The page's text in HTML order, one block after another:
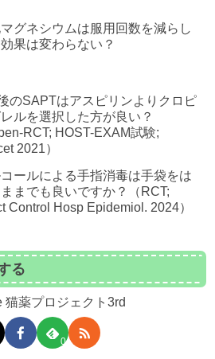
グネシウムは服用回数を減らし
果は変わらない？
のSAPTはアスピリンよりクロピ
レルを選択した方が良い？
RCT; HOST-EXAM試験;
2021）
ールによる手指消毒は手袋をは
までも良いですか？（RCT;
Control Hosp Epidemiol. 2024）
る
猫薬プロジェクト3rd
0